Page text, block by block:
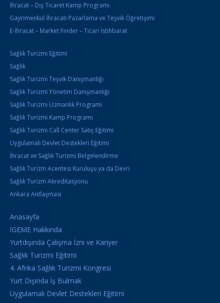
İhracat – Dış Ticaret Kamp Programı
Gayrimenkul İhracatı Pazarlama ve Teşvik Öğretişimi
E-İhracat – Market Finder – Ticari İstihbarat
Sağlık Turizmi Eğitimi
Sağlık
Sağlık Turizmi Teşvik Danışmanlığı
Sağlık Turizmi Yönetim Danışmanlığı
Sağlık Turizmi Uzmanlık Programı
Sağlık Turizmi Kamp Programı
Sağlık Turizmi Call Center Satış Eğitimi
Uygulamalı Devlet Destekleri Eğitimi
İhracat ve Sağlık Turizmi Belgelendirme
Sağlık Turizm Acentesi Kuruluşu ya da Devri
Sağlık Turizm Akreditasyonu
Ankara Antlaşması
Anasayfa
İGEME Hakkında
Yurtdışında Çalışma İzni ve Kariyer
Sağlık Turizmi Eğitimi
4. Afrika Sağlık Turizmi Kongresi
Yurt Dışında İş Bulmak
Uygulamalı Devlet Destekleri Eğitimi